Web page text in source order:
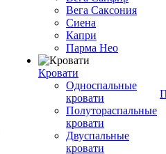
Вега Саксония
Сиена
Капри
Парма Нео
Кровати
Односпальные
кровати
Полутораспальные
кровати
Двуспальные
кровати